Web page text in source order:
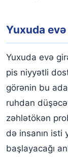
Yuxuda
Yuxuda evə
pis niyyətli
görənin bu
ruhdan
zəhlətökən
də insanın isti
başlayacağı